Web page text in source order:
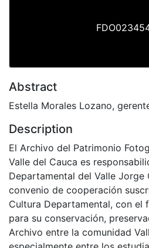
Abstract
Estella Morales Lozano,
Description
El Archivo del Patrimonio
Valle del Cauca es
Departamental del Valle Jorge
convenio de cooperación
Cultura Departamental, con el
para su conservación,
Archivo entre la comunidad